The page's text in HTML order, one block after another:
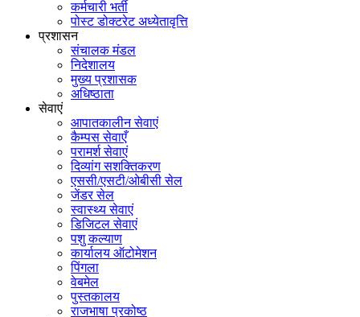
कर्मचारी भर्ती
पोस्‍ट डोक्‍टरेट अध्‍येतावृत्ति
प्रशासन
संचालक मंडल
निदेशालय
मुख्य प्रशासक
अधिष्ठाता
सेवाएं
आपातकालीन सेवाएं
कैम्पस सेवाएँ
परामर्श सेवाएं
दिव्यांग सशक्तिकरण
एससी/एसटी/ओबीसी सेल
जेंडर सेल
स्वास्थ्य सेवाएं
डिजिटल सेवाएं
पशु कल्याण
कार्यालय ऑटोमेशन
पिंगला
वेबमेल
पुस्तकालय
राजभाषा प्रकोष्ठ